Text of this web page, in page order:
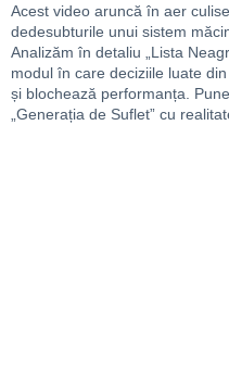
Acest video aruncă în aer
dedesubturile unui sistem
Analizăm în detaliu „Lista
modul în care deciziile luate
și blochează performanța.
„Generația de Suflet” cu